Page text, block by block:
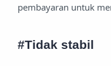
pembayaran untuk
#Tidak stabil